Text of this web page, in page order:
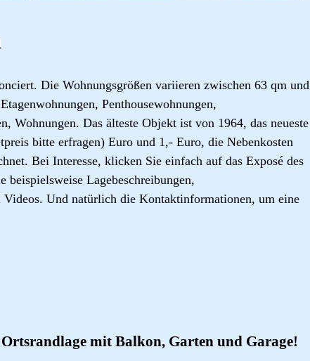
Die Wohnungsgrößen variieren zwischen 63 qm und
Penthousewohnungen,
Wohnungen. Das älteste Objekt ist von 1964, das neueste
bitte erfragen) Euro und 1,- Euro, die Nebenkosten
Bei Interesse, klicken Sie einfach auf das Exposé des
Lagebeschreibungen,
Und natürlich die Kontaktinformationen, um eine
mit Balkon, Garten und Garage!